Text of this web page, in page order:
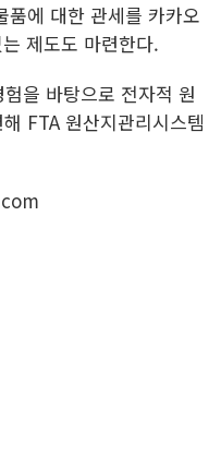
품에 대한 관세를 카카오
제도도 마련한다.
을 바탕으로 전자적 원
FTA 원산지관리시스템